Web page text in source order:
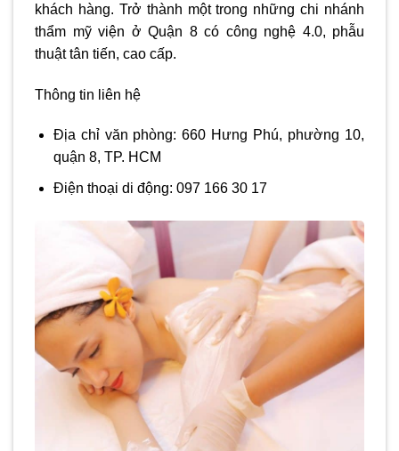
khách hàng. Trở thành một trong những chi nhánh
thẩm mỹ viện ở Quận 8có công nghệ 4.0, phẫu
thuật tân tiến, cao cấp.
Thông tin liên hệ
Địa chỉ văn phòng: 660 Hưng Phú, phường 10,
quận 8, TP. HCM
Điện thoại di động: 097 166 30 17